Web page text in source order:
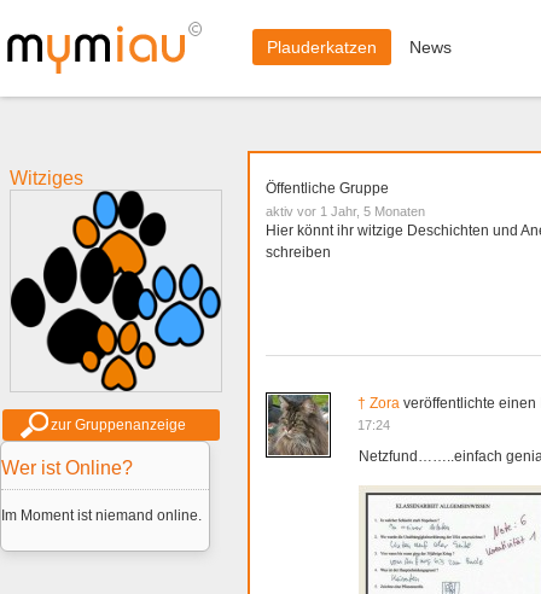
Plauderkatzen News
Witziges
zur Gruppenanzeige
Wer ist Online?
Im Moment ist niemand online.
Öffentliche Gruppe
aktiv vor 1 Jahr, 5 Monaten
Hier könnt ihr witzige Deschichten und
schreiben
† Zora veröffentlichte einen
17:24
Netzfund……..einfach